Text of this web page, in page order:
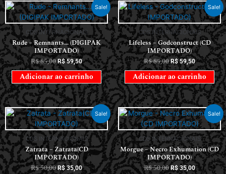
Sale!
CDS INTERNACIONAIS
Rude – Remnants… (DIGIPAK
IMPORTADO)
R$85,00 R$59,50
Adicionar ao carrinho
Sale!
CDS INTERNACIONAIS
Lifeless – Godconstruct (CD
IMPORTADO)
R$85,00 R$59,50
Adicionar ao carrinho
Sale!
CDS INTERNACIONAIS
Zatrata – Zatrata(CD
IMPORTADO)
R$50,00 R$35,00
Sale!
CDS INTERNACIONAIS
Morgue – Necro Exhumation (CD
IMPORTADO)
R$50,00 R$35,00